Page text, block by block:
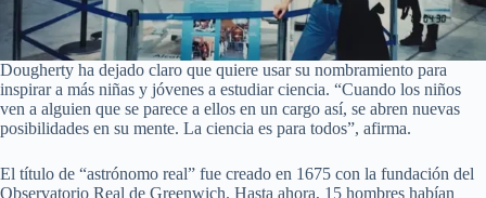
Dougherty ha dejado claro que quiere usar su nombramiento para
inspirar a más niñas y jóvenes a estudiar ciencia. “Cuando los niños
ven a alguien que se parece a ellos en un cargo así, se abren nuevas
posibilidades en su mente. La ciencia es para todos”, afirma.
El título de “astrónomo real” fue creado en 1675 con la fundación del
Observatorio Real de Greenwich. Hasta ahora, 15 hombres habían